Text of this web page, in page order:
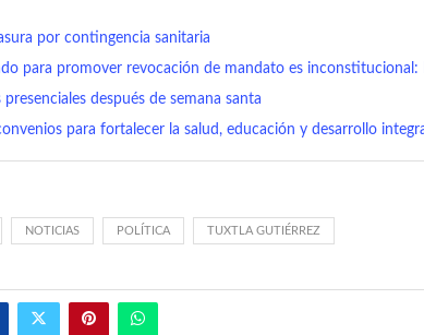
por contingencia sanitaria
para promover revocación de mandato es inconstitucional:
después de semana santa
para fortalecer la salud, educación y desarrollo
NOTICIAS POLÍTICA TUXTLA GUTIÉRREZ